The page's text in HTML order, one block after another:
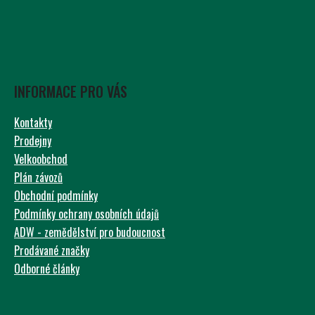
INFORMACE PRO VÁS
Kontakty
Prodejny
Velkoobchod
Plán závozů
Obchodní podmínky
Podmínky ochrany osobních údajů
ADW - zemědělství pro budoucnost
Prodávané značky
Odborné články